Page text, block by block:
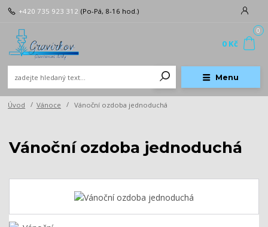
Menu
+420 735 923 312 (Po-Pá, 8-16 hod.)
0
0 Kč
Úvod Vánoce Vánoční ozdoba jednoduchá
Vánoční ozdoba jednoduchá